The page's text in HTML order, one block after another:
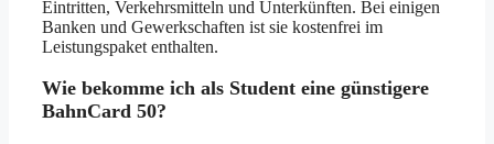
Eintritten, Verkehrsmitteln und Unterkünften. Bei einigen
Banken und Gewerkschaften ist sie kostenfrei im
Leistungspaket enthalten.
Wie bekomme ich als Student eine günstigere
BahnCard 50?